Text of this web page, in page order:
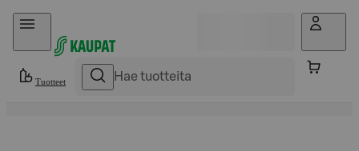
Hyppää sisältöön
Tuotteet